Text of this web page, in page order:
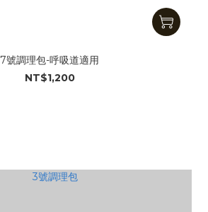
7號調理包-呼吸道適用
NT$1,200